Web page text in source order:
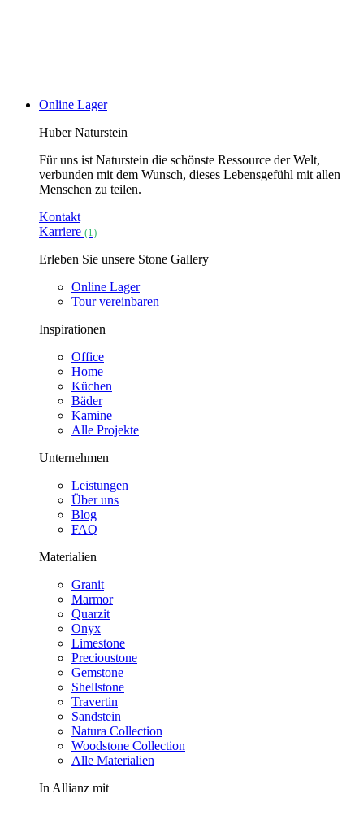
Online Lager
Huber Naturstein
Für uns ist Naturstein die schönste Ressource der Welt,
verbunden mit dem Wunsch, dieses Lebensgefühl mit allen
Menschen zu teilen.
Kontakt
Karriere (1)
Erleben Sie unsere Stone Gallery
Online Lager
Tour vereinbaren
Inspirationen
Office
Home
Küchen
Bäder
Kamine
Alle Projekte
Unternehmen
Leistungen
Über uns
Blog
FAQ
Materialien
Granit
Marmor
Quarzit
Onyx
Limestone
Precioustone
Gemstone
Shellstone
Travertin
Sandstein
Natura Collection
Woodstone Collection
Alle Materialien
In Allianz mit